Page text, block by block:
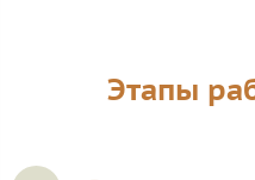
Этапы